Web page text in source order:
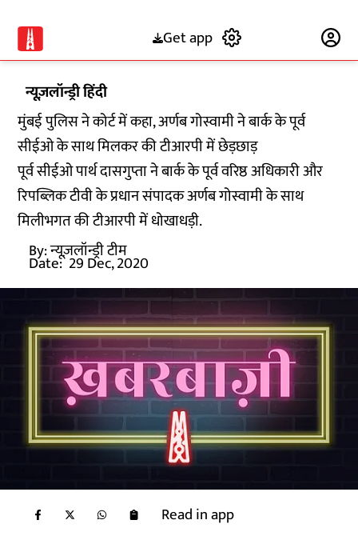
Get app
न्यूज़लॉन्ड्री हिंदी
मुंबई पुलिस ने कोर्ट में कहा, अर्णब गोस्वामी ने बार्क के पूर्व
सीईओ के साथ मिलकर की टीआरपी में छेड़छाड़
पूर्व सीईओ पार्थ दासगुप्ता ने बार्क के पूर्व वरिष्ठ अधिकारी और
रिपब्लिक टीवी के प्रधान संपादक अर्णब गोस्वामी के साथ
मिलीभगत की टीआरपी में धोखाधड़ी.
By:न्यूज़लॉन्ड्री टीम
Date: 29 Dec, 2020
Read in app